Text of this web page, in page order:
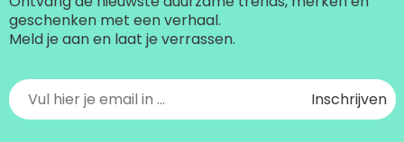
geschenken met een verhaal.
Meld je aan en laat je verrassen.